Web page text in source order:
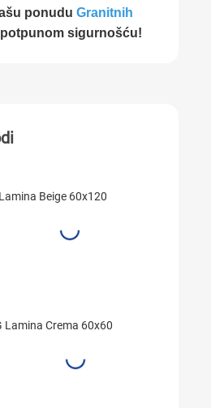
ponudu Granitnih
sigurnošću!
Beige 60x120
Lamina Crema 60x60